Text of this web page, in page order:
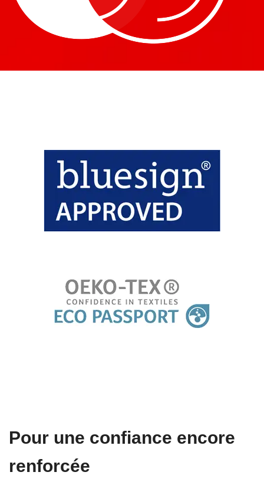
Pour une confiance encore
renforcée